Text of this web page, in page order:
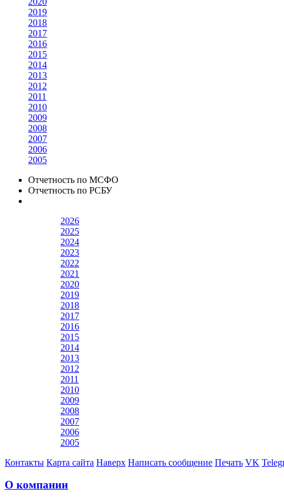
2019
2018
2017
2016
2015
2014
2013
2012
2011
2010
2009
2008
2007
2006
2005
Отчетность по МСФО
Отчетность по РСБУ
2026
2025
2024
2023
2022
2021
2020
2019
2018
2017
2016
2015
2014
2013
2012
2011
2010
2009
2008
2007
2006
2005
Контакты Карта сайта Наверх Написать сообщение Печать VK
О компании